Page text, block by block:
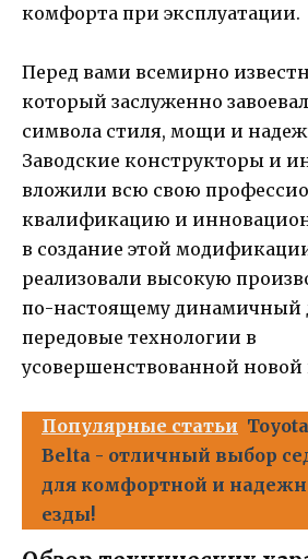
комфорта при эксплуатации.
Перед вами всемирно
который заслуженно
символа стиля, мощи и
Заводские конструкторы и
вложили всю свою
квалификацию и
в создание этой
реализовали высокую
по-настоящему динамичный
передовые технологии в
усовершенствованной новой
Популярные статьи Toyota
Belta - отличный выбор
для комфортной и
езды!